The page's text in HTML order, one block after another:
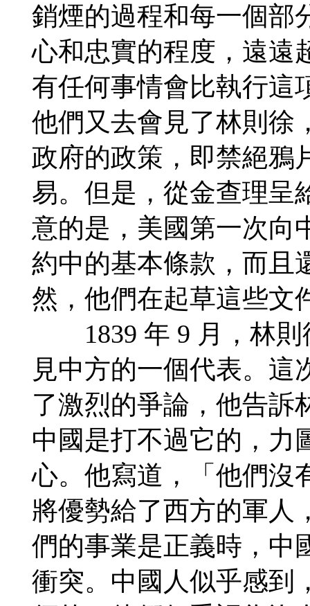
銷煙的過程和每一個部
心和忠實的程度，遠遠
有任何事情會比執行這
他們又去會見了林則徐
政府的政策，即禁絕鴉
易。但是，從金查理呈
意的是，美國第一次向
約中的基本條款，而且
然，他們在起草這些文
1839 年 9 月，林則
見中方的一個代表。這
了激烈的爭論，他告訴
中國是打不過它的，力
心。他寫道，「他們沒
將優勢給了西方的軍人
們的事業是正義時，中
衝突。中國人似乎感到